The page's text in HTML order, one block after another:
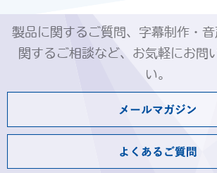
製品に関するご質問、字幕制作・
関するご相談など、お気軽にお問
い。